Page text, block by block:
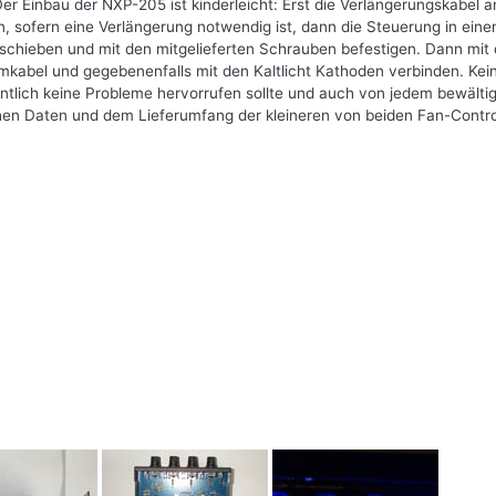
Einbau der NXP-205 ist kinderleicht: Erst die Verlängerungskabel
sofern eine Verlängerung notwendig ist, dann die Steuerung in
und mit den mitgelieferten Schrauben befestigen. Dann mit
und gegebenenfalls mit den Kaltlicht Kathoden verbinden.
keine Probleme hervorrufen sollte und auch von jedem
Daten und dem Lieferumfang der kleineren von beiden Fan-